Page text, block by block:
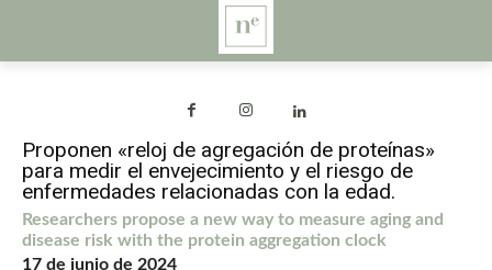
Proponen «reloj de agregación de proteínas»
para medir el envejecimiento y el riesgo de
enfermedades relacionadas con la edad.
Researchers propose a new way to measure aging and
disease risk with the protein aggregation clock
17 de junio de 2024